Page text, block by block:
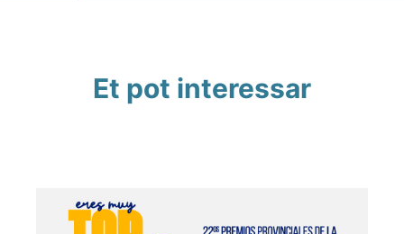
Et pot interessar